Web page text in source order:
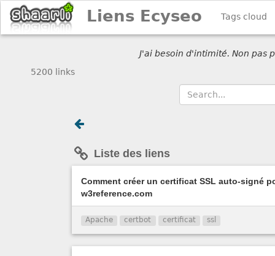
Liens Ecyseo Tags cloud
J'ai besoin d'intimité. Non pas
5200 links
Liste des liens
Comment créer un certificat SSL auto-signé
w3reference.com
Apache certbot certificat ssl